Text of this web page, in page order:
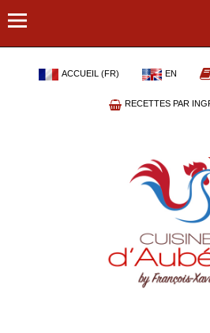
ACCUEIL (FR) EN
RECETTES PAR